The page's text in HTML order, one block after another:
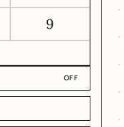
9
OFF